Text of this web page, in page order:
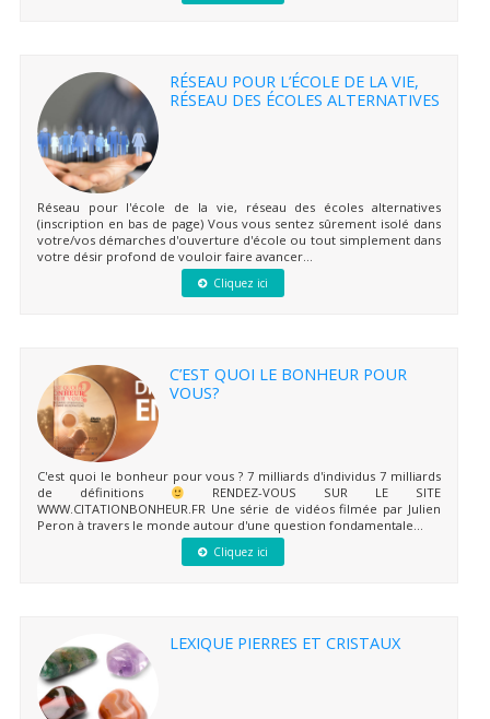
RÉSEAU POUR L’ÉCOLE DE LA VIE,
RÉSEAU DES ÉCOLES ALTERNATIVES
Réseau pour l'école de la vie, réseau des écoles alternatives
(inscription en bas de page) Vous vous sentez sûrement isolé dans
votre/vos démarches d'ouverture d'école ou tout simplement dans
votre désir profond de vouloir faire avancer...
Cliquez ici
C’EST QUOI LE BONHEUR POUR
VOUS?
C'est quoi le bonheur pour vous ? 7 milliards d'individus 7 milliards
de définitions
RENDEZ-VOUS SUR LE SITE
WWW.CITATIONBONHEUR.FR Une série de vidéos filmée par Julien
Peron à travers le monde autour d'une question fondamentale...
Cliquez ici
LEXIQUE PIERRES ET CRISTAUX